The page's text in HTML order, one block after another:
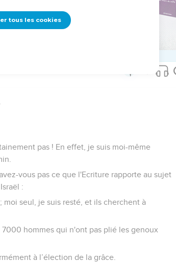
rien.
mes mains vers un peuple désobéissant et
pas ! En effet, je suis moi-même
vous pas ce que l'Ecriture rapporte au sujet
:
seul, je suis resté, et ils cherchent à
hommes qui n'ont pas plié les genoux
à l’élection de la grâce.
tous les cookies